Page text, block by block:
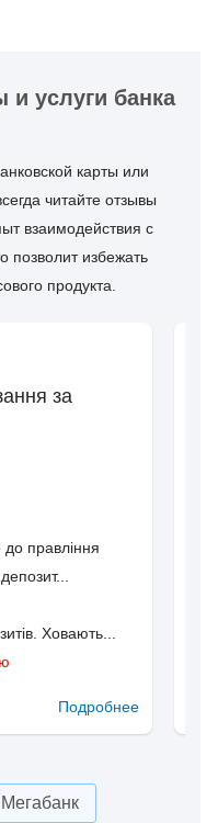
услуги банка
карты или
читайте отзывы
взаимодействия с
избежать
продукта.
за
правління
Ховають...
Подробнее